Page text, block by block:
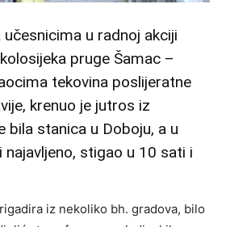
u radnoj akciji
pruge Šamac –
tekovina poslijeratne
krenuo je jutros iz
bila stanica u Doboju, a u
najavljeno, stigao u 10 sati i
iz nekoliko bh. gradova, bilo